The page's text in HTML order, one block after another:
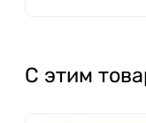
С этим